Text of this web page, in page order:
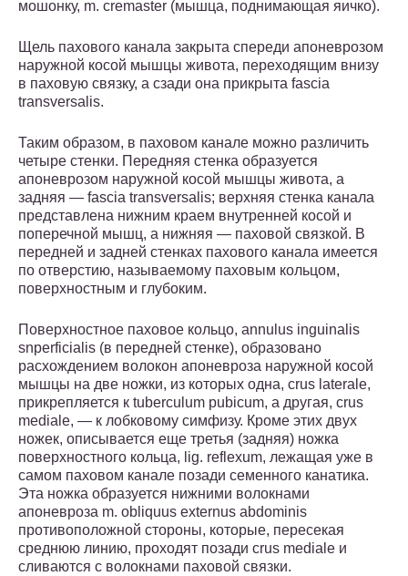
мошонку, m. cremaster (мышца, поднимающая яичко).
Щель пахового канала закрыта спереди апоневрозом
наружной косой мышцы живота, переходящим внизу
в паховую связку, а сзади она прикрыта fascia
transversalis.
Таким образом, в паховом канале можно различить
четыре стенки. Передняя стенка образуется
апоневрозом наружной косой мышцы живота, а
задняя — fascia transversalis; верхняя стенка канала
представлена нижним краем внутренней косой и
поперечной мышц, а нижняя — паховой связкой. В
передней и задней стенках пахового канала имеется
по отверстию, называемому паховым кольцом,
поверхностным и глубоким.
Поверхностное паховое кольцо, annulus inguinalis
snperficialis (в передней стенке), образовано
расхождением волокон апоневроза наружной косой
мышцы на две ножки, из которых одна, crus laterale,
прикрепляется к tuberculum pubicum, а другая, crus
mediale, — к лобковому симфизу. Кроме этих двух
ножек, описывается еще третья (задняя) ножка
поверхностного кольца, lig. reflexum, лежащая уже в
самом паховом канале позади семенного канатика.
Эта ножка образуется нижними волокнами
апоневроза m. obliquus externus abdominis
противоположной стороны, которые, пересекая
среднюю линию, проходят позади crus mediale и
сливаются с волокнами паховой связки.